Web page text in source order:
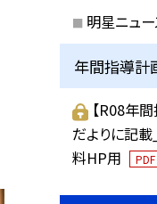
明星ニュ
年間指導計
【R08年
だよりに記
料HP用
PDF